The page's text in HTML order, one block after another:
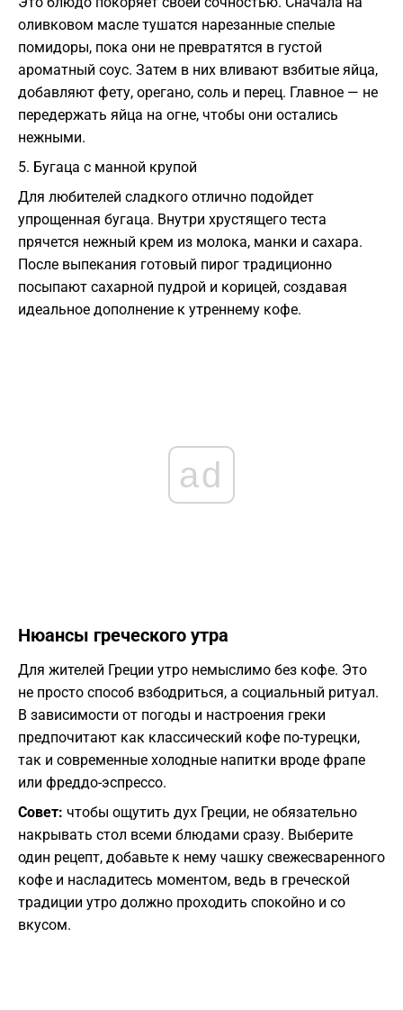
оливковом масле тушатся нарезанные спелые
помидоры, пока они не превратятся в густой
ароматный соус. Затем в них вливают взбитые яйца,
добавляют фету, орегано, соль и перец. Главное — не
передержать яйца на огне, чтобы они остались
нежными.
​5. Бугаца с манной крупой
​Для любителей сладкого отлично подойдет
упрощенная бугаца. Внутри хрустящего теста
прячется нежный крем из молока, манки и сахара.
После выпекания готовый пирог традиционно
посыпают сахарной пудрой и корицей, создавая
идеальное дополнение к утреннему кофе.
ad
​Нюансы греческого утра
​Для жителей Греции утро немыслимо без кофе. Это
не просто способ взбодриться, а социальный ритуал.
В зависимости от погоды и настроения греки
предпочитают как классический кофе по-турецки,
так и современные холодные напитки вроде фрапе
или фреддо-эспрессо.
Совет: чтобы ощутить дух Греции, не обязательно
накрывать стол всеми блюдами сразу. Выберите
один рецепт, добавьте к нему чашку свежесваренного
кофе и насладитесь моментом, ведь в греческой
традиции утро должно проходить спокойно и со
вкусом.